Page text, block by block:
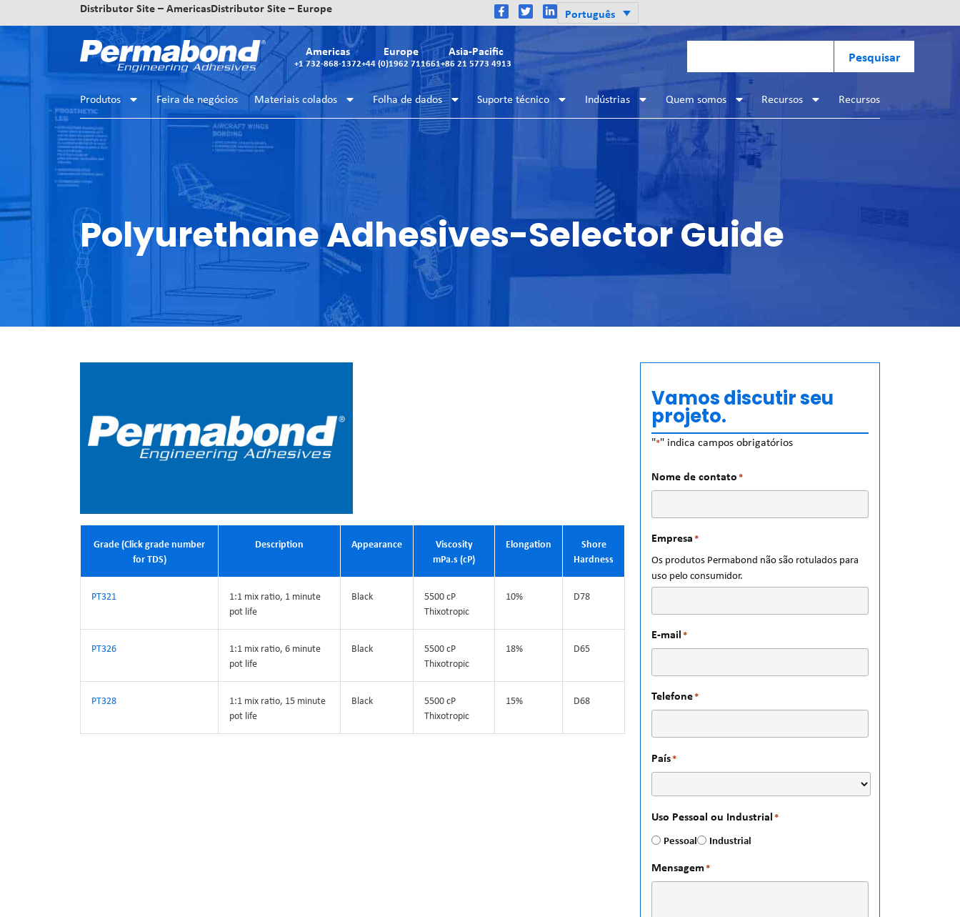
Distributor Site – AmericasDistributor Site – Europe Português
Americas
+1 732-868-1372
Europe
+44 (0)1962 711661
Asia-Pacific
+86 21 5773 4913 Pesquisar
Produtos Feira de negócios Materiais colados Folha de dados Suporte técnico Indústrias Quem somos Recursos Recursos
Polyurethane Adhesives-Selector Guide
Grade (Click grade number
for TDS)
Description Appearance
Viscosity
mPa.s (cP)
Elongation
Shore
Hardness
PT321
1:1 mix ratio, 1 minute
pot life
Black
5500 cP
Thixotropic
10% D78
PT326
1:1 mix ratio, 6 minute
pot life
Black
5500 cP
Thixotropic
18% D65
PT328
1:1 mix ratio, 15 minute
pot life
Black
5500 cP
Thixotropic
15% D68
Vamos discutir seu
projeto.
"*" indica campos obrigatórios
Nome de contato *
Empresa *
Os produtos Permabond não são rotulados para
uso pelo consumidor.
E-mail *
Telefone*
País*
Uso Pessoal ou Industrial *
Pessoal Industrial
Mensagem *